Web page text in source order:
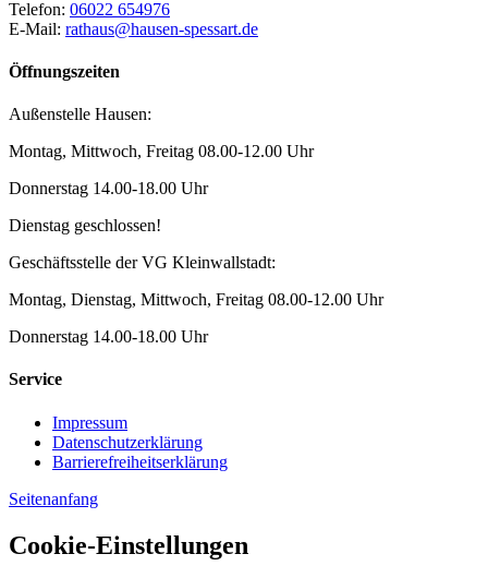
Telefon: 06022 654976
E-Mail: rathaus@hausen-spessart.de
Öffnungszeiten
Außenstelle Hausen:
Montag, Mittwoch, Freitag 08.00-12.00 Uhr
Donnerstag 14.00-18.00 Uhr
Dienstag geschlossen!
Geschäftsstelle der VG Kleinwallstadt:
Montag, Dienstag, Mittwoch, Freitag 08.00-12.00 Uhr
Donnerstag 14.00-18.00 Uhr
Service
Impressum
Datenschutzerklärung
Barrierefreiheitserklärung
Seitenanfang
Cookie-Einstellungen